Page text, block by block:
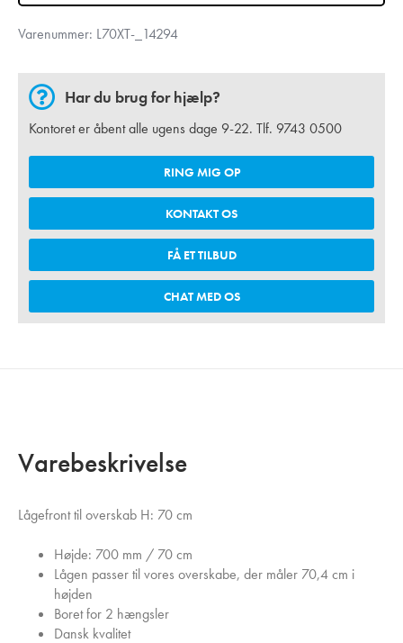
Varenummer: L70XT-_14294
Har du brug for hjælp?
Kontoret er åbent alle ugens dage 9-22. Tlf. 9743 0500
RING MIG OP
KONTAKT OS
FÅ ET TILBUD
CHAT MED OS
Varebeskrivelse
Lågefront til overskab H: 70 cm
Højde: 700 mm / 70 cm
Lågen passer til vores overskabe, der måler 70,4 cm i
højden
Boret for 2 hængsler
Dansk kvalitet